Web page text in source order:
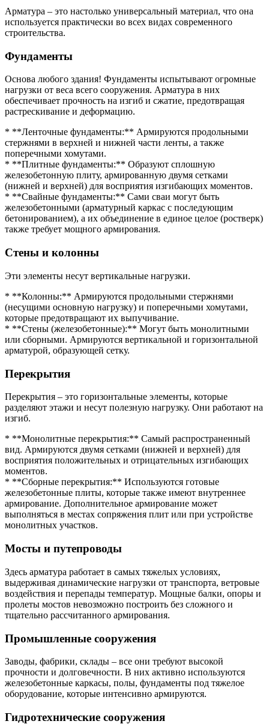
Арматура – это настолько универсальный материал, что она
используется практически во всех видах современного
строительства.
Фундаменты
Основа любого здания! Фундаменты испытывают огромные
нагрузки от веса всего сооружения. Арматура в них
обеспечивает прочность на изгиб и сжатие, предотвращая
растрескивание и деформацию.
* **Ленточные фундаменты:** Армируются продольными
стержнями в верхней и нижней части ленты, а также
поперечными хомутами.
* **Плитные фундаменты:** Образуют сплошную
железобетонную плиту, армированную двумя сетками
(нижней и верхней) для восприятия изгибающих моментов.
* **Свайные фундаменты:** Сами сваи могут быть
железобетонными (арматурный каркас с последующим
бетонированием), а их объединение в единое целое (ростверк)
также требует мощного армирования.
Стены и колонны
Эти элементы несут вертикальные нагрузки.
* **Колонны:** Армируются продольными стержнями
(несущими основную нагрузку) и поперечными хомутами,
которые предотвращают их выпучивание.
* **Стены (железобетонные):** Могут быть монолитными
или сборными. Армируются вертикальной и горизонтальной
арматурой, образующей сетку.
Перекрытия
Перекрытия – это горизонтальные элементы, которые
разделяют этажи и несут полезную нагрузку. Они работают на
изгиб.
* **Монолитные перекрытия:** Самый распространенный
вид. Армируются двумя сетками (нижней и верхней) для
восприятия положительных и отрицательных изгибающих
моментов.
* **Сборные перекрытия:** Используются готовые
железобетонные плиты, которые также имеют внутреннее
армирование. Дополнительное армирование может
выполняться в местах сопряжения плит или при устройстве
монолитных участков.
Мосты и путепроводы
Здесь арматура работает в самых тяжелых условиях,
выдерживая динамические нагрузки от транспорта, ветровые
воздействия и перепады температур. Мощные балки, опоры и
пролеты мостов невозможно построить без сложного и
тщательно рассчитанного армирования.
Промышленные сооружения
Заводы, фабрики, склады – все они требуют высокой
прочности и долговечности. В них активно используются
железобетонные каркасы, полы, фундаменты под тяжелое
оборудование, которые интенсивно армируются.
Гидротехнические сооружения